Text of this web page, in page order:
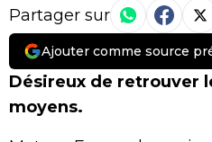
Partager sur
Ajouter comme source
Désireux de retrouver
moyens.